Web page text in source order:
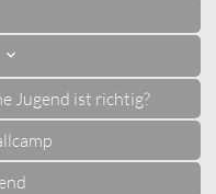
Jugend ist richtig?